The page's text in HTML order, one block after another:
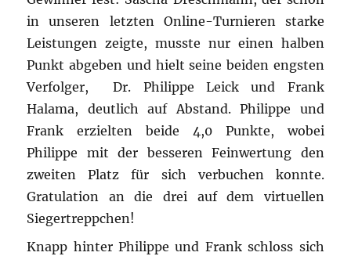
in unseren letzten Online-Turnieren starke
Leistungen zeigte, musste nur einen halben
Punkt abgeben und hielt seine beiden engsten
Verfolger, Dr. Philippe Leick und Frank
Halama, deutlich auf Abstand. Philippe und
Frank erzielten beide 4,0 Punkte, wobei
Philippe mit der besseren Feinwertung den
zweiten Platz für sich verbuchen konnte.
Gratulation an die drei auf dem virtuellen
Siegertreppchen!
Knapp hinter Philippe und Frank schloss sich